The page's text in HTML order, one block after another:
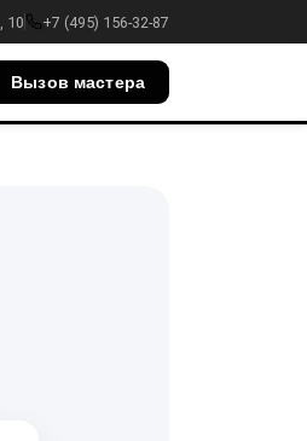
10 +7 (495) 156-32-87
Вызов мастера